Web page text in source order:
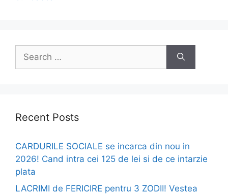
for:
Recent Posts
CARDURILE SOCIALE se incarca din nou in
2026! Cand intra cei 125 de lei si de ce intarzie
plata
LACRIMI de FERICIRE pentru 3 ZODII! Vestea